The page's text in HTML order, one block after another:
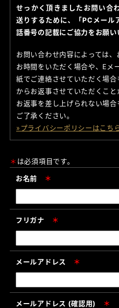
せっかく頂きましたお問い合
送りするために、「PCメール
話番号の記載にご協力をお願い
お問い合わせ内容によっては
お時間をいただく場合や、Eメ
紙でご連絡させていただく場
からお返事させていただくこと
お返事を差し上げられない場
ご了承ください。
»プライバシーポリシーはこち
＊ は必須項目です。
お名前 ＊
フリガナ ＊
メールアドレス ＊
メールアドレス (確認用) ＊